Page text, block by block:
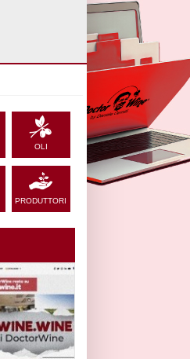
OLI
PRODUTTORI